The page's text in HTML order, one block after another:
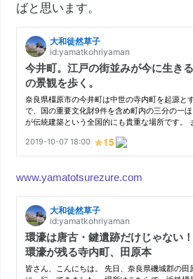
ばと思います。
www.yamatotsurezure.com